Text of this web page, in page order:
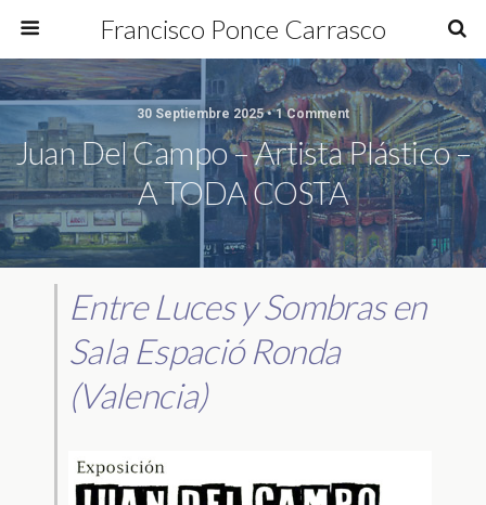
Francisco Ponce Carrasco
30 Septiembre 2025 • 1 Comment
Juan Del Campo – Artista Plástico –
A TODA COSTA
Entre Luces y Sombras en
Sala Espació Ronda
(Valencia)